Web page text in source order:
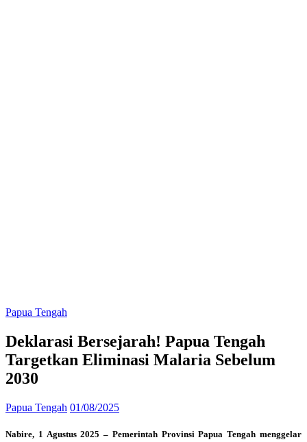
Papua Tengah
Deklarasi Bersejarah! Papua Tengah
Targetkan Eliminasi Malaria Sebelum
2030
Papua Tengah 01/08/2025
Nabire, 1 Agustus 2025 – Pemerintah Provinsi Papua Tengah menggelar